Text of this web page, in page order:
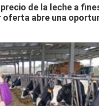
de la leche a
oferta abre una